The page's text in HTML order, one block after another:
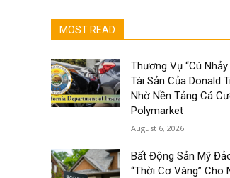
MOST READ
Thương Vụ “Cú
Tài Sản Của Donald
Nhờ Nền Tảng Cá
Polymarket
August 6, 2026
Bất Động Sản Mỹ
“Thời Cơ Vàng” Cho